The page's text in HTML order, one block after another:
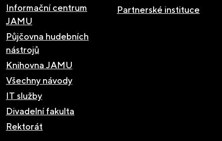
Informační centrum
JAMU
Půjčovna hudebních
nástrojů
Knihovna JAMU
Všechny návody
IT služby
Divadelní fakulta
Rektorát
Partnerské instituce